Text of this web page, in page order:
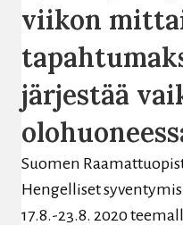
viikon
järjestää
Suomen
Hengelliset
17.8.-23.8. 2020